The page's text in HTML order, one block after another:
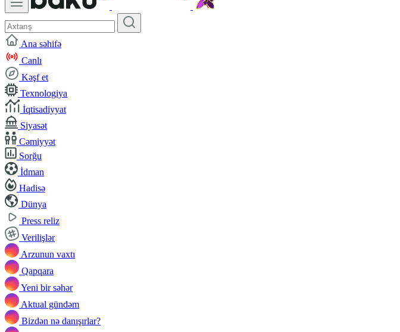
Ana səhifə
Canlı
Kəşf et
Texnologiya
İqtisadiyyat
Siyasət
Cəmiyyət
Sorğu
İdman
Hadisə
Dünya
Press reliz
Verilişlər
Arzunun vaxtı
Qapqara
Yeni bir səhər
Aktual gündəm
Bizdən nə danışırlar?